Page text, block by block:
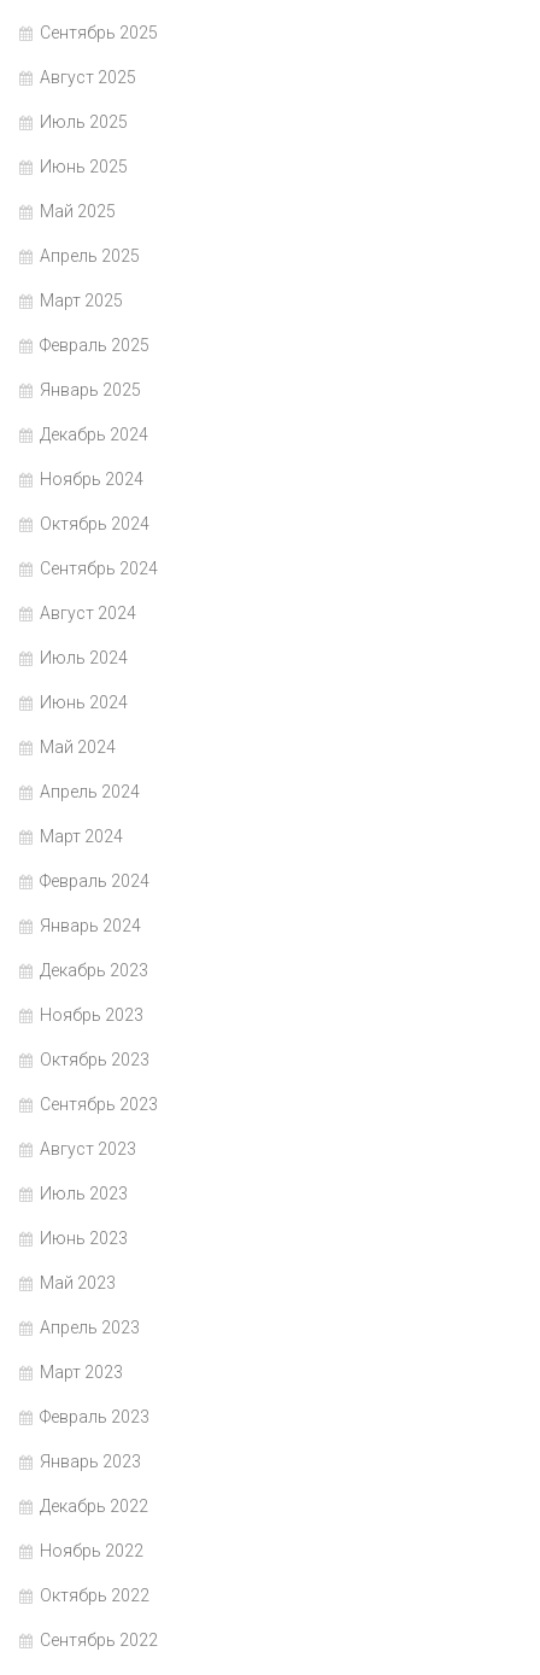
Сентябрь 2025
Август 2025
Июль 2025
Июнь 2025
Май 2025
Апрель 2025
Март 2025
Февраль 2025
Январь 2025
Декабрь 2024
Ноябрь 2024
Октябрь 2024
Сентябрь 2024
Август 2024
Июль 2024
Июнь 2024
Май 2024
Апрель 2024
Март 2024
Февраль 2024
Январь 2024
Декабрь 2023
Ноябрь 2023
Октябрь 2023
Сентябрь 2023
Август 2023
Июль 2023
Июнь 2023
Май 2023
Апрель 2023
Март 2023
Февраль 2023
Январь 2023
Декабрь 2022
Ноябрь 2022
Октябрь 2022
Сентябрь 2022